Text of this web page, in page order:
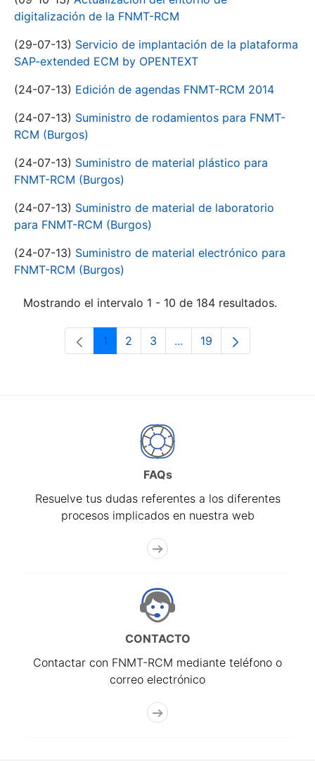
digitalización de la FNMT-RCM
(29-07-13) Servicio de implantación de la plataforma
SAP-extended ECM by OPENTEXT
(24-07-13) Edición de agendas FNMT-RCM 2014
(24-07-13) Suministro de rodamientos para FNMT-
RCM (Burgos)
(24-07-13) Suministro de material plástico para
FNMT-RCM (Burgos)
(24-07-13) Suministro de material de laboratorio
para FNMT-RCM (Burgos)
(24-07-13) Suministro de material electrónico para
FNMT-RCM (Burgos)
Mostrando el intervalo 1 - 10 de 184 resultados.
Página
1 Página
2 Página
3 ...Páginas intermedias Use
Página
19
FAQs
Resuelve tus dudas referentes a los diferentes
procesos implicados en nuestra web
CONTACTO
Contactar con FNMT-RCM mediante teléfono o
correo electrónico